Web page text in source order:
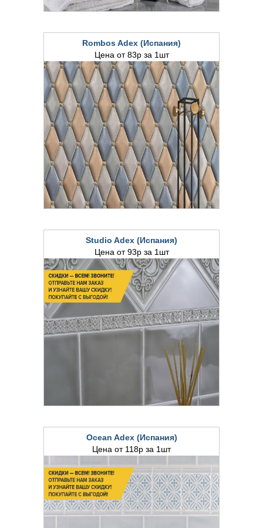
Rombos Adex (Испания)
Цена от 83р за 1шт
Studio Adex (Испания)
Цена от 93р за 1шт
Ocean Adex (Испания)
Цена от 118р за 1шт